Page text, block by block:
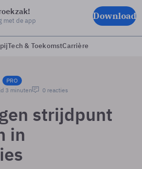
met de app Download
Tech & ToekomstCarrière
PRO
3 minuten 0 reacties
strijdpunt
in